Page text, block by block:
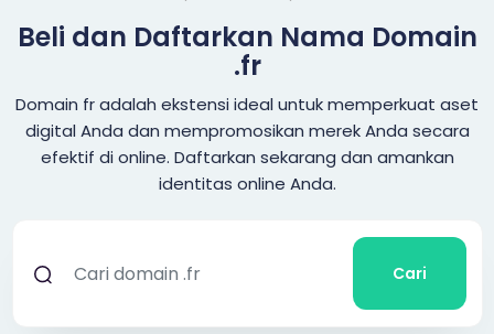
Beli dan Daftarkan Nama Domain
.fr
Domain fr adalah ekstensi ideal untuk memperkuat aset
digital Anda dan mempromosikan merek Anda secara
efektif di online. Daftarkan sekarang dan amankan
identitas online Anda.
Cari